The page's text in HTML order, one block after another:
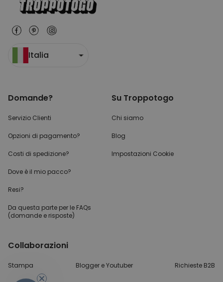
Italia
Domande?
Servizio Clienti
Opzioni di pagamento?
Costi di spedizione?
Dove è il mio pacco?
Resi?
Da questa parte per le FAQs
(domande e risposte)
Su Troppotogo
Chi siamo
Blog
Impostazioni Cookie
Collaborazioni
Stampa Blogger e Youtuber Richieste B2B
-10%